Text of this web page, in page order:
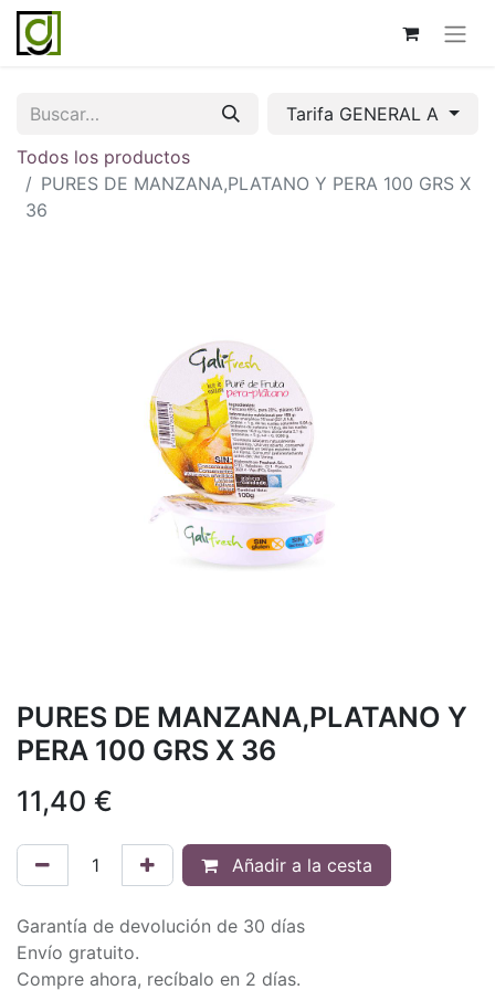
Tarifa GENERAL A
Todos los productos
PURES DE MANZANA,PLATANO Y PERA 100 GRS X
36
PURES DE MANZANA,PLATANO Y
PERA 100 GRS X 36
11,40 €
Añadir a la cesta
Garantía de devolución de 30 días
Envío gratuito.
Compre ahora, recíbalo en 2 días.